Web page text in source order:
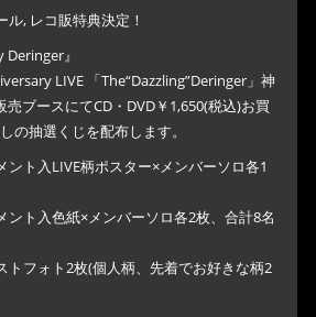
, レコ販特典決定！
』
LIVE 「The“Dazzling”Deringer」神
売ブースにてCD・DVD￥1,650(税込)お買
の抽選くじを配布します。
ント入LIVE柄ポスター×メンバーソロ各1
ント入色紙×メンバーソロ各2枚、合計8名
トフォト2枚(個人柄、先着でお好きな柄2